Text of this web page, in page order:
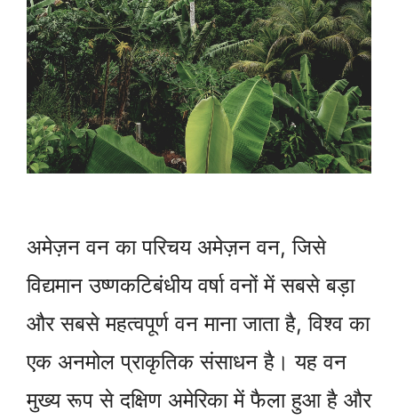
अमेज़न वन का परिचय अमेज़न वन, जिसे
विद्यमान उष्णकटिबंधीय वर्षा वनों में सबसे बड़ा
और सबसे महत्वपूर्ण वन माना जाता है, विश्व का
एक अनमोल प्राकृतिक संसाधन है। यह वन
मुख्य रूप से दक्षिण अमेरिका में फैला हुआ है और